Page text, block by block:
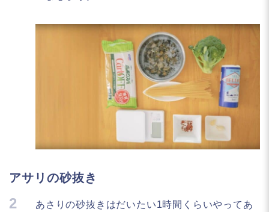
アサリの砂抜き
2
あさりの砂抜きはだいたい1時間くらいやってあ